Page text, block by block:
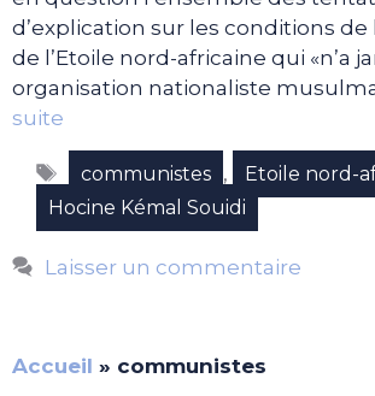
d’explication sur les conditions de
de l’Etoile nord-africaine qui «n’a
organisation nationaliste
suite
Étiquettes
communistes , Etoile nord-
Hocine Kémal Souidi
Laisser un commentaire
Accueil » communistes